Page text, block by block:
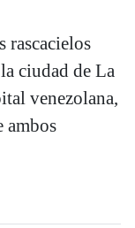
rascacielos
ciudad de La
venezolana,
ambos